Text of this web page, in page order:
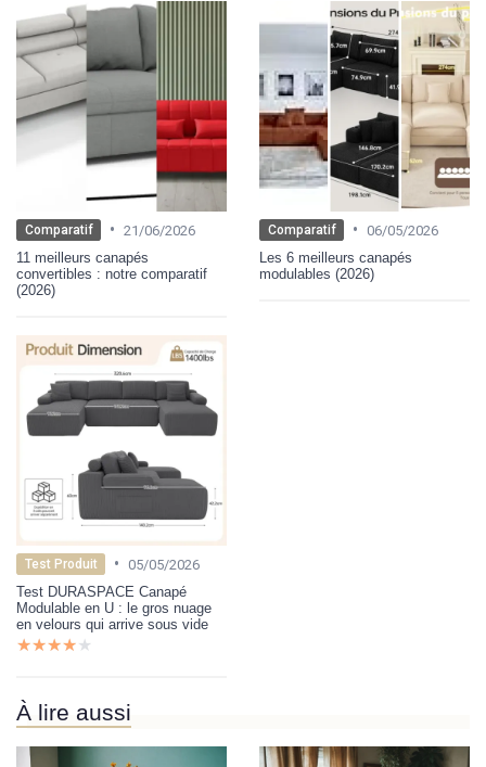
Comparatif • 21/06/2026
11 meilleurs canapés
convertibles : notre comparatif
(2026)
Comparatif • 06/05/2026
Les 6 meilleurs canapés
modulables (2026)
Test Produit • 05/05/2026
Test DURASPACE Canapé
Modulable en U : le gros nuage
en velours qui arrive sous vide
★★★★★
★★★★★
À lire aussi